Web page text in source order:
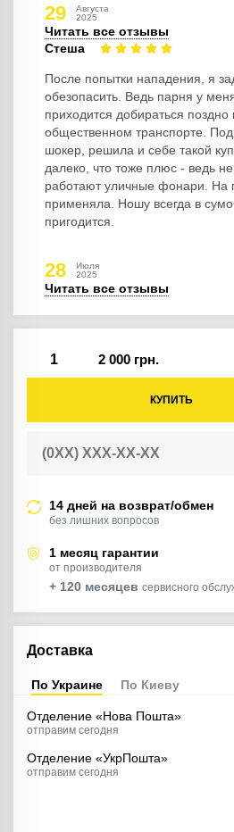
29
Августа
2025
Читать все отзывы
Стеша
После попытки нападения, я
обезопасить. Ведь парня у
приходится добираться
общественном транспорте.
шокер, решила и себе такой
далеко, что тоже плюс - ведь
работают уличные фонари. На
применяла. Ношу всегда в
пригодится.
28
Июля
2025
Читать все отзывы
2 000 грн.
КУПИТЬ
14 дней на возврат/обмен
без лишних вопросов
1 месяц гарантии
от производителя
+ 120 месяцев сервисного
Доставка
По Украине По Киеву
Отделение «Нова Пошта»
отправим сегодня
Отделение «УкрПошта»
отправим сегодня